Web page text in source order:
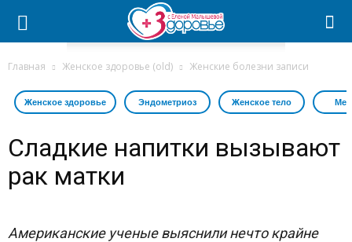
Главная Женское здоровье (old) Женские болезни записи
Женское здоровье Эндометриоз Женское тело
Сладкие напитки вызывают
рак матки
Американские ученые выяснили нечто крайне